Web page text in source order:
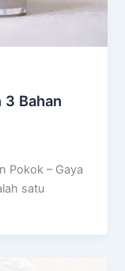
3 Bahan
Pokok – Gaya
satu